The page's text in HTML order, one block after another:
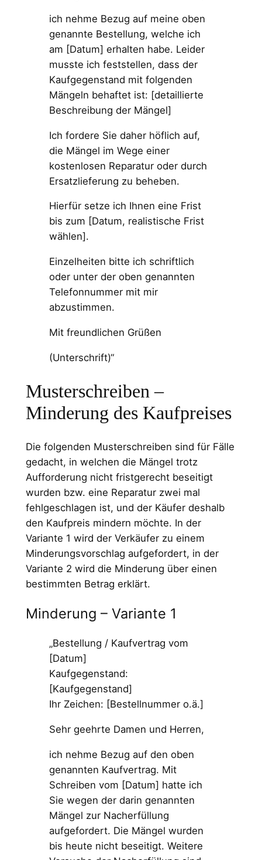
ich nehme Bezug auf meine oben
genannte Bestellung, welche ich
am [Datum] erhalten habe. Leider
musste ich feststellen, dass der
Kaufgegenstand mit folgenden
Mängeln behaftet ist: [detaillierte
Beschreibung der Mängel]
Ich fordere Sie daher höflich auf,
die Mängel im Wege einer
kostenlosen Reparatur oder durch
Ersatzlieferung zu beheben.
Hierfür setze ich Ihnen eine Frist
bis zum [Datum, realistische Frist
wählen].
Einzelheiten bitte ich schriftlich
oder unter der oben genannten
Telefonnummer mit mir
abzustimmen.
Mit freundlichen Grüßen
(Unterschrift)“
Musterschreiben –
Minderung des Kaufpreises
Die folgenden Musterschreiben sind für Fälle
gedacht, in welchen die Mängel trotz
Aufforderung nicht fristgerecht beseitigt
wurden bzw. eine Reparatur zwei mal
fehlgeschlagen ist, und der Käufer deshalb
den Kaufpreis mindern möchte. In der
Variante 1 wird der Verkäufer zu einem
Minderungsvorschlag aufgefordert, in der
Variante 2 wird die Minderung über einen
bestimmten Betrag erklärt.
Minderung – Variante 1
„Bestellung / Kaufvertrag vom
[Datum]
Kaufgegenstand:
[Kaufgegenstand]
Ihr Zeichen: [Bestellnummer o.ä.]
Sehr geehrte Damen und Herren,
ich nehme Bezug auf den oben
genannten Kaufvertrag. Mit
Schreiben vom [Datum] hatte ich
Sie wegen der darin genannten
Mängel zur Nacherfüllung
aufgefordert. Die Mängel wurden
bis heute nicht beseitigt. Weitere